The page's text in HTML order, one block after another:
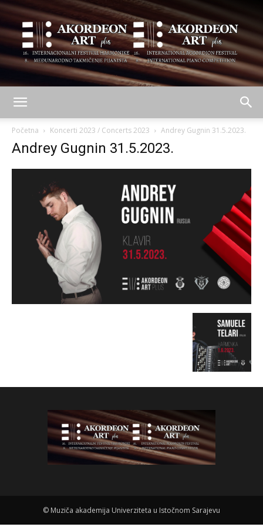
plus
Početna Koncerti 2023 / Concerts 2023 Andrey Gugnin 31.5.2023.
Andrey Gugnin 31.5.2023.
© Muziča akademija Univerziteta u Istočnom Sarajevu